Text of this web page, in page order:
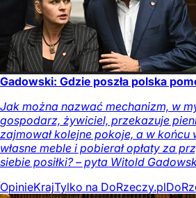
Gadowski: Gdzie poszła polska
Jak można nazwać mechanizm, w
gospodarz, żywiciel, przekazuje
zajmował kolejne pokoje, a w końcu
własne meble i pobierał opłaty za
siebie posiłki? – pyta Witold
OpinieKrajTylko na DoRzeczy.pl